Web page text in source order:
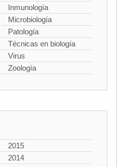
Inmunología
Microbiología
Patología
Técnicas en biología
Virus
Zoología
2015
2014